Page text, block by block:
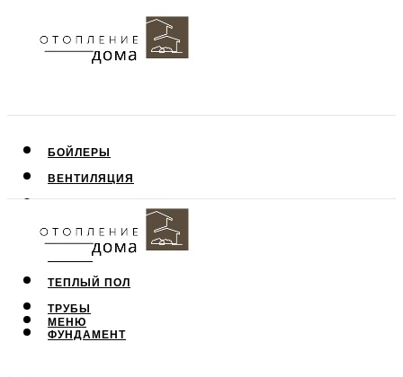
БОЙЛЕРЫ
ВЕНТИЛЯЦИЯ
ПОТОЛОК
СТЕНЫ
ТЕПЛЫЙ ПОЛ
ТРУБЫ
ФУНДАМЕНТ
МЕНЮ